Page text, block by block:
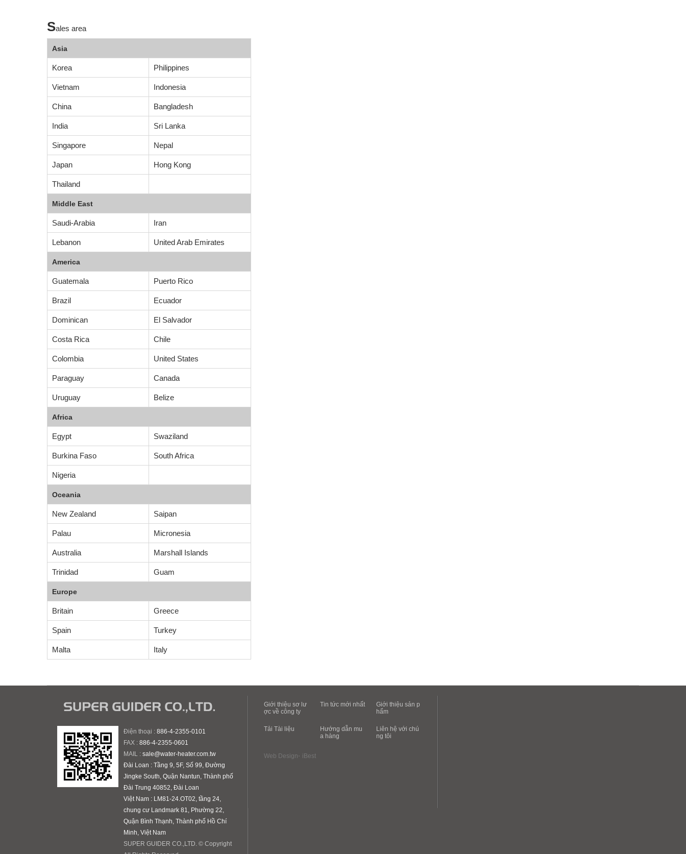
Sales area
Asia
Korea Philippines
Vietnam Indonesia
China Bangladesh
India Sri Lanka
Singapore Nepal
Japan Hong Kong
Thailand
Middle East
Saudi-Arabia Iran
Lebanon United Arab Emirates
America
Guatemala Puerto Rico
Brazil Ecuador
Dominican El Salvador
Costa Rica Chile
Colombia United States
Paraguay Canada
Uruguay Belize
Africa
Egypt Swaziland
Burkina Faso South Africa
Nigeria
Oceania
New Zealand Saipan
Palau Micronesia
Australia Marshall Islands
Trinidad Guam
Europe
Britain Greece
Spain Turkey
Malta Italy
Điện thoại : 886-4-2355-0101
FAX : 886-4-2355-0601
MAIL : sale@water-heater.com.tw
Đài Loan : Tầng 9, 5F, Số 99, Đường
Jingke South, Quận Nantun, Thành phố
Đài Trung 40852, Đài Loan
Việt Nam : LM81-24.OT02, tầng 24,
chung cư Landmark 81, Phường 22,
Quận Bình Thạnh, Thành phố Hồ Chí
Minh, Việt Nam
SUPER GUIDER CO.,LTD. © Copyright
Giới thiệu sơ lư
ợc về công ty
Tin tức mới nhất
Giới thiệu sản p
hẩm
Tải Tài liệu
Hướng dẫn mu
a hàng
Liên hệ với chú
ng tôi
Web Design‧ iBest